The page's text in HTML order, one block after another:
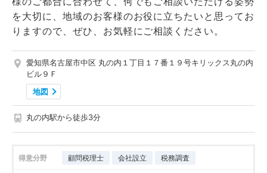
を大切に、地域のお客様のお役に立ちたいと思ってお
りますので、ぜひ、お気軽にご相談ください。
愛知県名古屋市中区 丸の内１丁目１７番１９号キリックス丸の内
ビル９Ｆ
地図
丸の内駅から徒歩3分
得意分野 顧問税理士 会社設立 税務調査